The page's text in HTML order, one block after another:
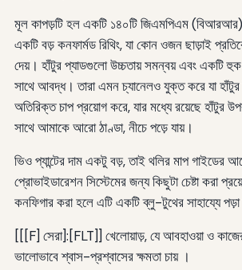
মূল কাপড়টি হল একটি ১৪০টি জিএমপিএম (বিআরআর)
একটি বড় কনফার্মড রিথিং, যা কোন ওজন ছাড়াই
দেয়। হাঁটুর প্যাডগুলো উচ্চতায় সমন্বয় এবং একটি
সাথে আবদ্ধ। তারা এমন চ্যানেলও যুক্ত করে যা
অতিরিক্ত চাপ প্রয়োগ করে, যার মধ্যে রয়েছে হাঁটুর
সাথে আমাকে আরো ঠাণ্ডা, নীচে পড়ে যায়।
ভিও প্যান্টের দাম একটু বড়, তাই থলির মাপ গাইডের
প্রোভাইডারেশন সিস্টেমের জন্য কিছুটা চেষ্টা করা
কনফিগার করা হলে এটি একটি ব্লু-টুথের সাহায্যে
[[[F] সেরা]:[FLT]] খেলোয়াড়, যে আবহাওয়া ও
ভালোভাবে শ্বাস-প্রশ্বাসের ক্ষমতা চায় ।